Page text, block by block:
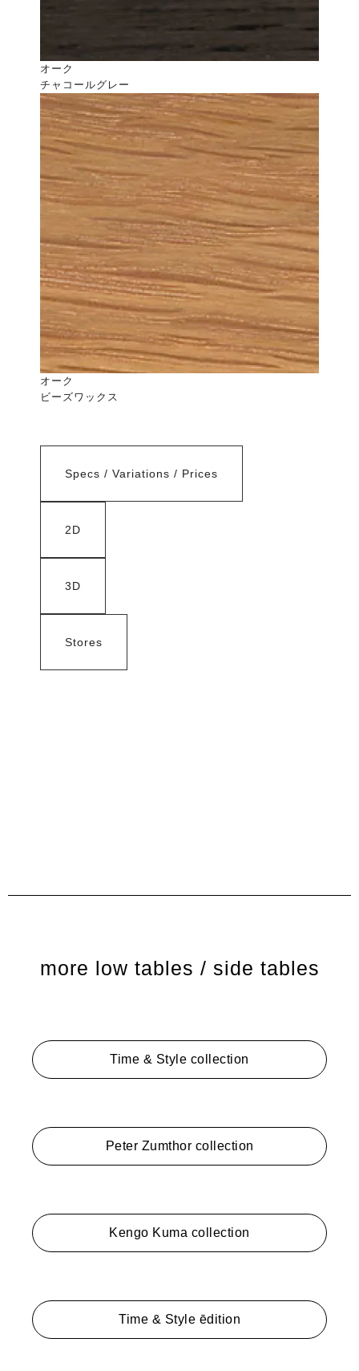
オーク
チャコールグレー
オーク
ビーズワックス
Specs / Variations / Prices
2D
3D
Stores
more low tables / side tables
Time & Style collection
Peter Zumthor collection
Kengo Kuma collection
Time & Style ēdition